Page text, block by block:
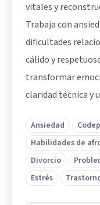
vitales y
Trabaja con
dificultades
cálido y
transformar
claridad técnica y
Ansiedad
Habilidades de
Divorcio
Estrés